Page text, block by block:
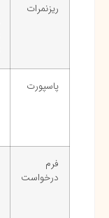
ریزنمرات
پاسپورت
فرم
درخواست